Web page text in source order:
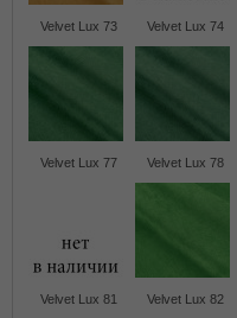
Velvet Lux 73 Velvet Lux 74
Velvet Lux 77 Velvet Lux 78
Velvet Lux 81 Velvet Lux 82